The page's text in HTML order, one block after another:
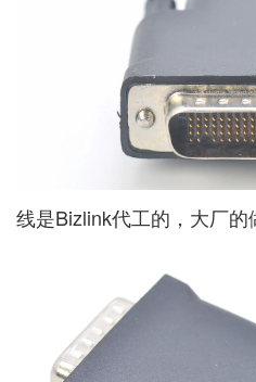
线是Bizlink代工的，大厂的